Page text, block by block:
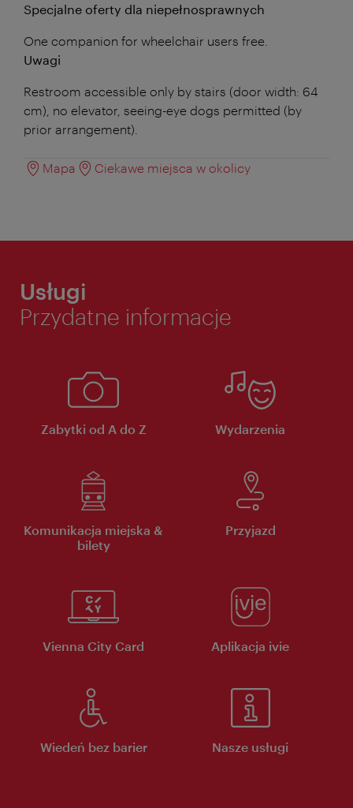
Specjalne oferty dla niepełnosprawnych
One companion for wheelchair users free.
Uwagi
Restroom accessible only by stairs (door width: 64
cm), no elevator, seeing-eye dogs permitted (by
prior arrangement).
Mapa Ciekawe miejsca w okolicy
Usługi
Przydatne informacje
Zabytki od A do Z Wydarzenia
Komunikacja miejska &
bilety
Przyjazd
Vienna City Card Aplikacja ivie
Wiedeń bez barier Nasze usługi